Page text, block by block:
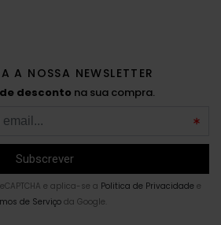
A NOSSA NEWSLETTER
de desconto na sua compra.
e aplica-se a Politica de Privacidade e
de Serviçoda Google.